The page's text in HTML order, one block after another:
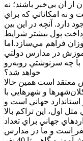
آن بي‌خبر باشند؛ نه
نه امکاناتي که براي
دارد. آنچه در اين بين
پول بيشتر شرايط
فراهم مي‌سازد.اما
در مدارس دولتي
چه سرنوشتي روبه‌رو
خواهد شد؟
معتقد است همين حالا
و شهرهايي با
جهاني است و
اول، اين تراکم بالا
جهاني براي تعداد
در هر کلاس بين 15 تا 20 نفر است و ما در مدارس